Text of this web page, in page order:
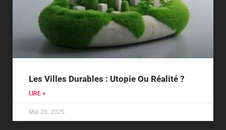
Les Villes Durables : Utopie Ou Réalité ?
LIRE +
Mai 20, 2025